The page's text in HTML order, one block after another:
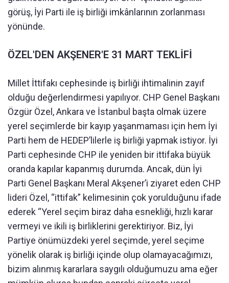
görüş, İyi Parti ile iş birliği imkânlarının zorlanması
yönünde.
ÖZEL'DEN AKŞENER'E 31 MART TEKLİFİ
Millet İttifakı cephesinde iş birliği ihtimalinin zayıf
olduğu değerlendirmesi yapılıyor. CHP Genel Başkanı
Özgür Özel, Ankara ve İstanbul başta olmak üzere
yerel seçimlerde bir kayıp yaşanmaması için hem İyi
Parti hem de HEDEP’lilerle iş birliği yapmak istiyor. İyi
Parti cephesinde CHP ile yeniden bir ittifaka büyük
oranda kapılar kapanmış durumda. Ancak, dün İyi
Parti Genel Başkanı Meral Akşener’i ziyaret eden CHP
lideri Özel, “ittifak” kelimesinin çok yorulduğunu ifade
ederek “Yerel seçim biraz daha esnekliği, hızlı karar
vermeyi ve ikili iş birliklerini gerektiriyor. Biz, İyi
Partiye önümüzdeki yerel seçimde, yerel seçime
yönelik olarak iş birliği içinde olup olamayacağımızı,
bizim alınmış kararlara saygılı olduğumuzu ama eğer